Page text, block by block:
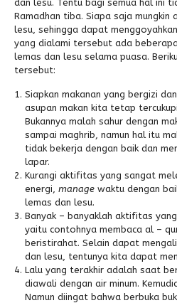
dan lesu. Tentu bagi semua hal ini
Ramadhan tiba. Siapa saja mungkin
lesu, sehingga dapat
yang dialami tersebut ada
lemas dan lesu selama puasa.
tersebut:
Siapkan makanan yang bergizi
asupan makan kita tetap
Bukannya malah sahur dengan
sampai maghrib, namun hal itu
tidak bekerja dengan baik dan
lapar.
Kurangi aktifitas yang sangat
energi, manage waktu dengan
lemas dan lesu.
Banyak – banyaklah aktifitas
yaitu contohnya membaca al –
beristirahat. Selain dapat
dan lesu, tentunya kita dapat
Lalu yang terakhir adalah saat
diawali dengan air minum.
Namun diingat bahwa berbuka